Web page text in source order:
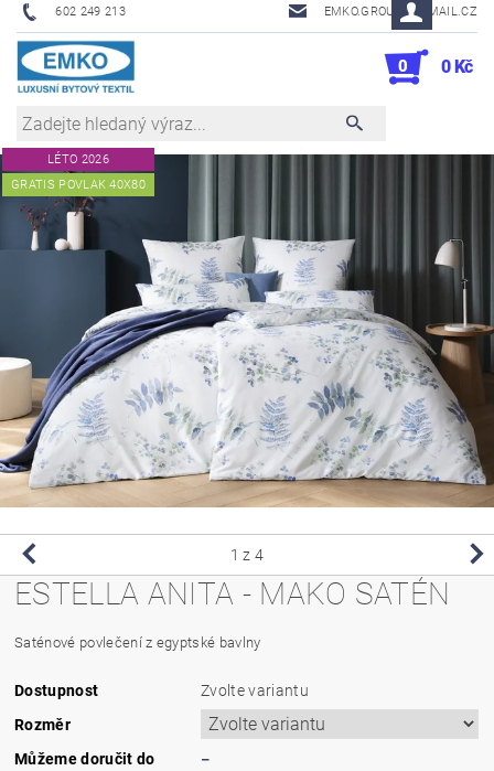
602 249 213 EMKO.GROUSL@EMAIL.CZ
0 0 Kč
LÉTO 2026
GRATIS POVLAK 40X80
1 z 4
ESTELLA ANITA - MAKO SATÉN
Saténové povlečení z egyptské bavlny
Dostupnost
Zvolte variantu
Rozměr
Můžeme doručit do
–